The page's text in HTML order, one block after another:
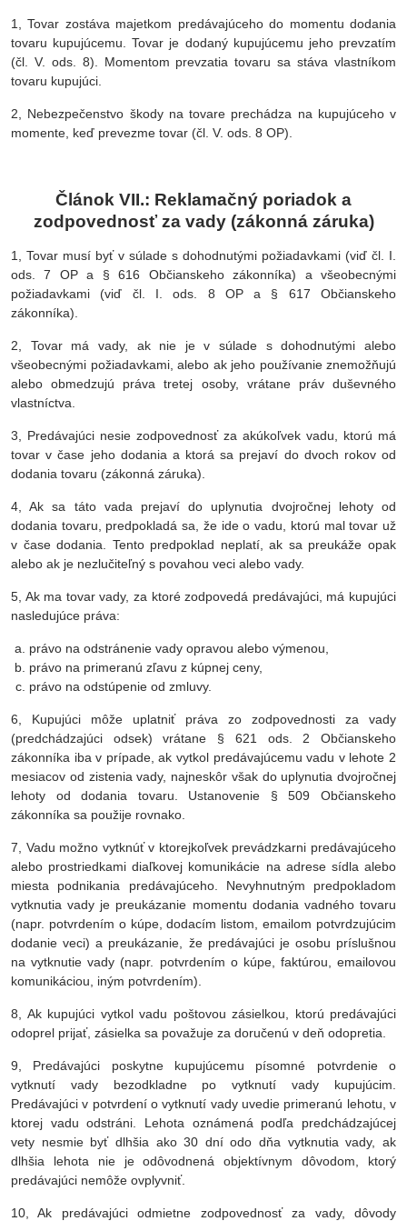
1, Tovar zostáva majetkom predávajúceho do momentu dodania
tovaru kupujúcemu. Tovar je dodaný kupujúcemu jeho prevzatím
(čl. V. ods. 8). Momentom prevzatia tovaru sa stáva vlastníkom
tovaru kupujúci.
2, Nebezpečenstvo škody na tovare prechádza na kupujúceho v
momente, keď prevezme tovar (čl. V. ods. 8 OP).
Článok VII.: Reklamačný poriadok a
zodpovednosť za vady (zákonná záruka)
1, Tovar musí byť v súlade s dohodnutými požiadavkami (viď čl. I.
ods. 7 OP a § 616 Občianskeho zákonníka) a všeobecnými
požiadavkami (viď čl. I. ods. 8 OP a § 617 Občianskeho
zákonníka).
2, Tovar má vady, ak nie je v súlade s dohodnutými alebo
všeobecnými požiadavkami, alebo ak jeho používanie znemožňujú
alebo obmedzujú práva tretej osoby, vrátane práv duševného
vlastníctva.
3, Predávajúci nesie zodpovednosť za akúkoľvek vadu, ktorú má
tovar v čase jeho dodania a ktorá sa prejaví do dvoch rokov od
dodania tovaru (zákonná záruka).
4, Ak sa táto vada prejaví do uplynutia dvojročnej lehoty od
dodania tovaru, predpokladá sa, že ide o vadu, ktorú mal tovar už
v čase dodania. Tento predpoklad neplatí, ak sa preukáže opak
alebo ak je nezlučiteľný s povahou veci alebo vady.
5, Ak ma tovar vady, za ktoré zodpovedá predávajúci, má kupujúci
nasledujúce práva:
právo na odstránenie vady opravou alebo výmenou,
právo na primeranú zľavu z kúpnej ceny,
právo na odstúpenie od zmluvy.
6, Kupujúci môže uplatniť práva zo zodpovednosti za vady
(predchádzajúci odsek) vrátane § 621 ods. 2 Občianskeho
zákonníka iba v prípade, ak vytkol predávajúcemu vadu v lehote 2
mesiacov od zistenia vady, najneskôr však do uplynutia dvojročnej
lehoty od dodania tovaru. Ustanovenie § 509 Občianskeho
zákonníka sa použije rovnako.
7, Vadu možno vytknúť v ktorejkoľvek prevádzkarni predávajúceho
alebo prostriedkami diaľkovej komunikácie na adrese sídla alebo
miesta podnikania predávajúceho. Nevyhnutným predpokladom
vytknutia vady je preukázanie momentu dodania vadného tovaru
(napr. potvrdením o kúpe, dodacím listom, emailom potvrdzujúcim
dodanie veci) a preukázanie, že predávajúci je osobu príslušnou
na vytknutie vady (napr. potvrdením o kúpe, faktúrou, emailovou
komunikáciou, iným potvrdením).
8, Ak kupujúci vytkol vadu poštovou zásielkou, ktorú predávajúci
odoprel prijať, zásielka sa považuje za doručenú v deň odopretia.
9, Predávajúci poskytne kupujúcemu písomné potvrdenie o
vytknutí vady bezodkladne po vytknutí vady kupujúcim.
Predávajúci v potvrdení o vytknutí vady uvedie primeranú lehotu, v
ktorej vadu odstráni. Lehota oznámená podľa predchádzajúcej
vety nesmie byť dlhšia ako 30 dní odo dňa vytknutia vady, ak
dlhšia lehota nie je odôvodnená objektívnym dôvodom, ktorý
predávajúci nemôže ovplyvniť.
10, Ak predávajúci odmietne zodpovednosť za vady, dôvody